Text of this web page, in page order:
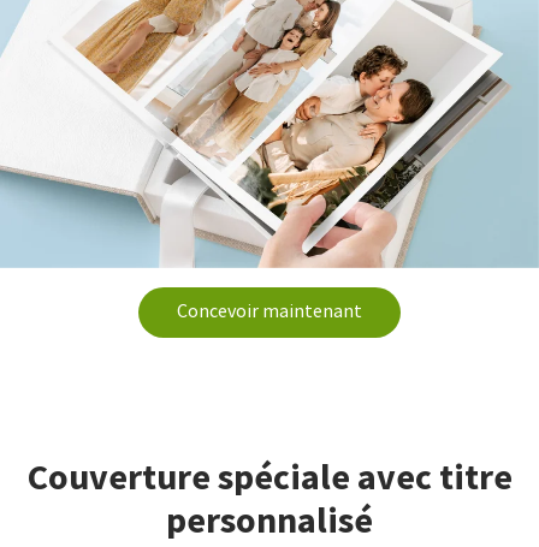
Concevoir maintenant
Couverture spéciale avec titre
personnalisé